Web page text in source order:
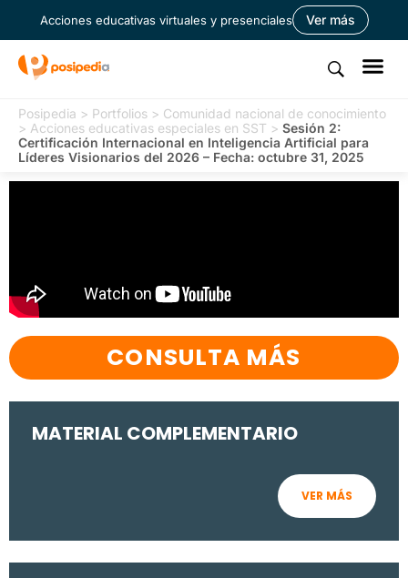
Acciones educativas virtuales y presenciales Ver más
Posipedia > Portfolios > Comunidad nacional de conocimiento
> Acciones educativas especiales en SST > Sesión 2:
Certificación Internacional en Inteligencia Artificial para
Líderes Visionarios del 2026 – Fecha: octubre 31, 2025
CONSULTA MÁS
MATERIAL COMPLEMENTARIO
VER MÁS